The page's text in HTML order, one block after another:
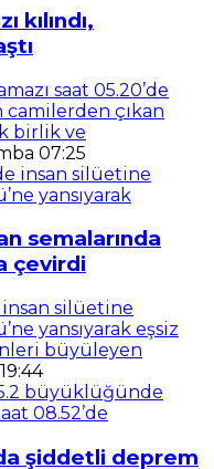
kılındı,
saat 05.20’de
camilerden çıkan
birlik ve
07:25
semalarında
çevirdi
insan silüetine
yansıyarak eşsiz
büyüleyen
şiddetli deprem